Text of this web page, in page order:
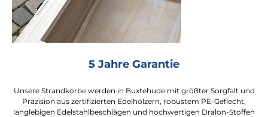
5 Jahre Garantie
Unsere Strandkörbe werden in Buxtehude mit größter Sorgfalt und
Präzision aus zertifizierten Edelhölzern, robustem PE-Geflecht,
langlebigen Edelstahlbeschlägen und hochwertigen Dralon-Stoffen